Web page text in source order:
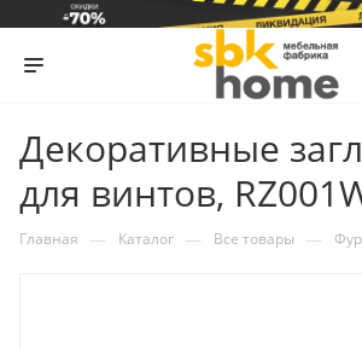
Декоративные
для винтов,
Главная — Каталог — Все товары —